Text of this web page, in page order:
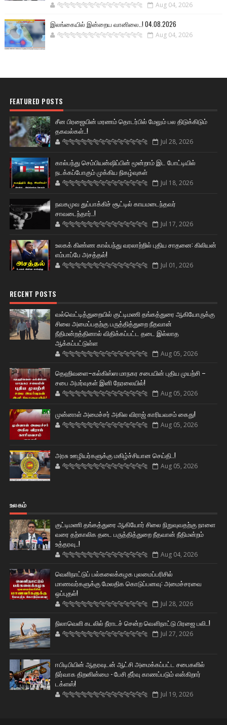
🐅🐅🐅🐅🐅🐅🐆🐆🐆🐆🐆🐆🐆🐆 Aug 04, 2026
இலங்கையில் இன்றைய வானிலை..! 04.08.2026
🐅🐅🐅🐅🐅🐅🐆🐆🐆🐆🐆🐆🐆🐆 Aug 04, 2026
FEATURED POSTS
சீன பிரஜையின் மரணம் தொடர்பில் மேலும் பல திடுக்கிடும்
தகவல்கள்..!
🐅🐅🐅🐅🐅🐅🐆🐆🐆🐆🐆🐆🐆🐆 Jul 28, 2026
கால்பந்து செம்பியன்ஷிப்பின் மூன்றாம் இட போட்டியில்
நடக்கப்போகும் முக்கிய நிகழ்வுகள்
🐅🐅🐅🐅🐅🐅🐆🐆🐆🐆🐆🐆🐆🐆 Jul 18, 2026
நவகமுவ துப்பாக்கிச் சூட்டில் காயமடைந்தவர்
சாவடைந்தார்..!
🐅🐅🐅🐅🐅🐅🐆🐆🐆🐆🐆🐆🐆🐆 Jul 17, 2026
உலகக் கிண்ண கால்பந்து வரலாற்றில் புதிய சாதனை: கிலியன்
எம்பாப்பே அசத்தல்!
🐅🐅🐅🐅🐅🐅🐆🐆🐆🐆🐆🐆🐆🐆 Jul 01, 2026
RECENT POSTS
வல்வெட்டித்துறையில் குட்டிமணி தங்கத்துரை ஆகியோருக்கு
சிலை அமைப்பதற்கு பருத்தித்துறை நீதவான்
நீதிமன்றத்தினால் விதிக்கப்பட்ட தடை இல்லாத
ஆக்கப்பட்டுள்ள
🐅🐅🐅🐅🐅🐅🐆🐆🐆🐆🐆🐆🐆🐆 Aug 05, 2026
தெஹிவளை–கல்கிஸ்ஸ மாநகர சபையின் புதிய முயற்சி –
சபை அமர்வுகள் இனி நேரலையில்!
🐅🐅🐅🐅🐅🐅🐆🐆🐆🐆🐆🐆🐆🐆 Aug 05, 2026
முன்னாள் அமைச்சர் அகில விராஜ் காரியவசம் கைது!
🐅🐅🐅🐅🐅🐅🐆🐆🐆🐆🐆🐆🐆🐆 Aug 05, 2026
அரசு ஊழியர்களுக்கு மகிழ்ச்சியான செய்தி..!
🐅🐅🐅🐅🐅🐅🐆🐆🐆🐆🐆🐆🐆🐆 Aug 05, 2026
உலகம்
குட்டிமணி தங்கத்துரை ஆகியோர் சிலை நிறுவுவதற்கு நாளை
வரை தற்காலிக தடை பருத்தித்துறை நீதவான் நீதிமன்றம்
உத்தரவு..!
🐅🐅🐅🐅🐅🐅🐆🐆🐆🐆🐆🐆🐆🐆 Aug 04, 2026
வெளிநாட்டுப் பல்கலைக்கழக புலமைப்பரிசில்
மாணவர்களுக்கு மேலதிக கொடுப்பனவு: அமைச்சரவை
ஒப்புதல்!
🐅🐅🐅🐅🐅🐅🐆🐆🐆🐆🐆🐆🐆🐆 Jul 28, 2026
நிலாவெளி கடலில் நீராடச் சென்ற வௌிநாட்டு பிரஜை பலி..!
🐅🐅🐅🐅🐅🐅🐆🐆🐆🐆🐆🐆🐆🐆 Jul 27, 2026
ஈபிடிபியின் ஆதரவுடன் ஆட்சி அமைக்கப்பட்ட சபைகளில்
நிர்வாக திறனின்மை - பேசி தீர்வு காணப்படும் என்கிறார்
டக்ளஸ்!
🐅🐅🐅🐅🐅🐅🐆🐆🐆🐆🐆🐆🐆🐆 Jul 19, 2026